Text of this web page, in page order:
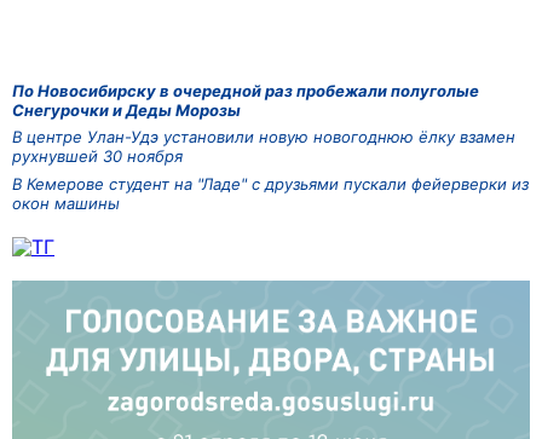
По Новосибирску в очередной раз пробежали полуголые
Снегурочки и Деды Морозы
В центре Улан-Удэ установили новую новогоднюю ёлку взамен
рухнувшей 30 ноября
В Кемерове студент на "Ладе" с друзьями пускали фейерверки из
окон машины